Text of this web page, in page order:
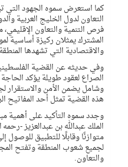
كما استعرض سموه الجهود التي
التعاون لدول الخليج العربية
فرص التنمية والتعاون
المشترك يمثلان ركيزة أساسية
والاقتصادية التي تشهدها
وفي حديثه عن القضية
الصراع لعقود طويلة يؤكد
وشامل يضمن الأمن والاستقرار
هذه القضية تمثل أحد المفاتيح
وجدد سموه التأكيد على أهمية
متوازنًا وقابلًا للتطبيق للوصول
لجميع شعوب المنطقة وتفتح
والتعاون.